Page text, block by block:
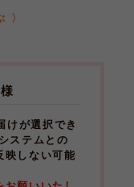
が選択でき
ステムとの
映しない可能